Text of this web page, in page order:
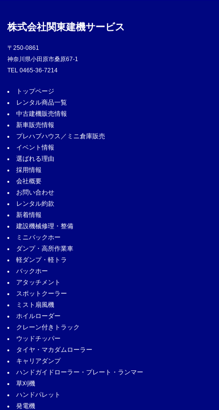
株式会社関東建機サービス
〒250-0861
神奈川県小田原市桑原67-1
TEL 0465-36-7214
トップページ
レンタル商品一覧
中古建機販売情報
新車販売情報
プレハブハウス／ミニ倉庫販売
イベント情報
選ばれる理由
採用情報
会社概要
お問い合わせ
レンタル約款
新着情報
建設機械修理・整備
ミニバックホー
ダンプ・高所作業車
軽ダンプ・軽トラ
バックホー
アタッチメント
スポットクーラー
ミスト扇風機
ホイルローダー
クレーン付きトラック
ウッドチッパー
タイヤ・マカダムローラー
キャリアダンプ
ハンドガイドローラー・プレート・ランマー
草刈機
ハンドパレット
発電機